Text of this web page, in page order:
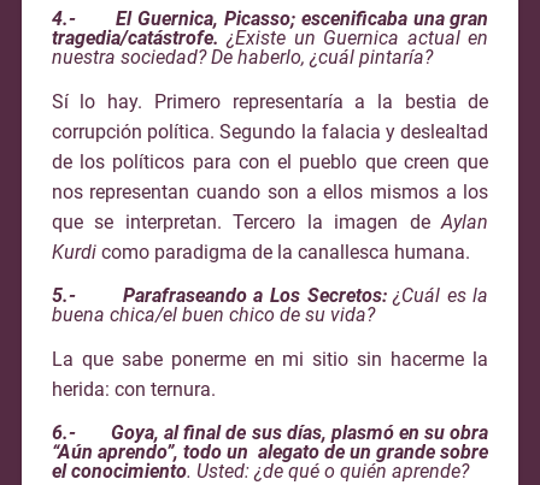
4.-
El Guernica, Picasso; escenificaba una gran
tragedia/catástrofe.¿Existe un Guernica actual en
nuestra sociedad? De haberlo, ¿cuál pintaría?
Sí lo hay. Primero representaría a la bestia de
corrupción política. Segundo la falacia y deslealtad
de los políticos para con el pueblo que creen que
nos representan cuando son a ellos mismos a los
que se interpretan. Tercero la imagen deAylan
Kurdi como paradigma de la canallesca humana.
5.- Parafraseando a Los Secretos:¿Cuál es la
buena chica/el buen chico de su vida?
La que sabe ponerme en mi sitio sin hacerme la
herida: con ternura.
6.- Goya, al final de sus días, plasmó en su obra
“Aún aprendo”, todo un alegato de un grande sobre
el conocimiento. Usted: ¿de qué o quién aprende?